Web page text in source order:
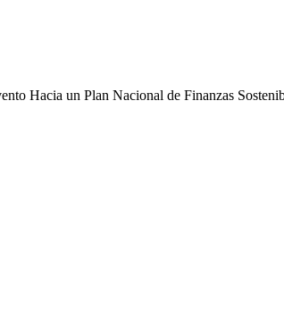
Hacia un Plan Nacional de Finanzas